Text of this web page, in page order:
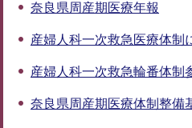
奈良県周産期医療年報
産婦人科一次救急医療体制
産婦人科一次救急輪番体制
奈良県周産期医療体制整備